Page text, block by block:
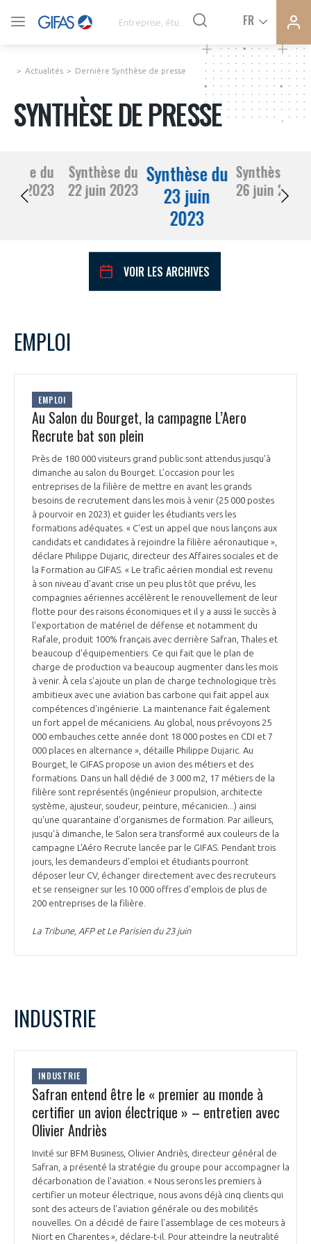
FR
SYNTHÈSE DE PRESSE
COMMUNIQUÉS DE PRESSE
PRÉSENTATION
NOTRE VISION
NOS MISSIONS
NOTRE HISTOIRE
ORGANISATION
LE CONSEIL DU GIFAS
L’ÉQUIPE DU GIFAS
NOS RÉSEAUX À L'INTERNATIONAL
FONCTIONNEMENT
GEADS
COMITÉ AERO PME
STARTAIR
COMMISSIONS ET COMITÉS
ACCOMPAGNEMENT DE NOS ADHÉRENTS
LES PROGRAMMES DU GIFAS
UN ÉCOSYSTÈME INTÉGRÉ ET COHÉRENT
POURQUOI DEVENIR MEMBRE ?
LA MÉDIATION
LA MÉDIATION DANS LA FILIÈRE AÉRONAUTIQUE ET SPATIALE
LE MÉDIATEUR DE LA FILIÈRE AÉRONAUTIQUE ET SPATIALE
MÉDIATION ET CHARTE D’ENGAGEMENT SUR LES RELATIONS ENTRE
CLIENTS ET FOURNISSEURS
LA MÉDIATION AU-DELÀ DE LA FILIÈRE AÉRONAUTIQUE ET SPATIALE
PRENDRE CONTACT AVEC LE MÉDIATEUR DE LA FILIÈRE
LE SALON DU BOURGET
L'OBSERVATOIRE
CHIFFRES CLÉS
LES ENJEUX
COMPÉTITIVITÉ
EMPLOI & FORMATION
ENVIRONNEMENT
INNOVATION
LES PUBLICATIONS
DOCUMENTS & BROCHURES
RAPPORTS D'ACTIVITÉS
Actualités Dernière Synthèse de presse
SYNTHÈSE DE PRESSE
du
21 juin 2023
Synthèse du
22 juin 2023
Synthèse du
23 juin
2023
Synthèse du
26 juin 2023
VOIR LES ARCHIVES
1 2 3
4
16
20 22
27
EMPLOI
EMPLOI
Au Salon du Bourget, la campagne L’Aero
Recrute bat son plein
Près de 180 000 visiteurs grand public sont attendus jusqu'à
dimanche au salon du Bourget. L’occasion pour les
entreprises de la filière de mettre en avant les grands
besoins de recrutement dans les mois à venir (25 000 postes
à pourvoir en 2023) et guider les étudiants vers les
formations adéquates. « C'est un appel que nous lançons aux
candidats et candidates à rejoindre la filière aéronautique »,
déclare Philippe Dujaric, directeur des Affaires sociales et de
la Formation au GIFAS. « Le trafic aérien mondial est revenu
à son niveau d'avant crise un peu plus tôt que prévu, les
compagnies aériennes accélèrent le renouvellement de leur
flotte pour des raisons économiques et il y a aussi le succès à
l'exportation de matériel de défense et notamment du
Rafale, produit 100% français avec derrière Safran, Thales et
beaucoup d'équipementiers. Ce qui fait que le plan de
charge de production va beaucoup augmenter dans les mois
à venir. À cela s'ajoute un plan de charge technologique très
ambitieux avec une aviation bas carbone qui fait appel aux
compétences d'ingénierie. La maintenance fait également
un fort appel de mécaniciens. Au global, nous prévoyons 25
000 embauches cette année dont 18 000 postes en CDI et 7
000 places en alternance », détaille Philippe Dujaric. Au
Bourget, le GIFAS propose un avion des métiers et des
formations. Dans un hall dédié de 3 000 m2, 17 métiers de la
filière sont représentés (ingénieur propulsion, architecte
système, ajusteur, soudeur, peinture, mécanicien...) ainsi
qu'une quarantaine d'organismes de formation. Par ailleurs,
jusqu'à dimanche, le Salon sera transformé aux couleurs de la
campagne L'Aéro Recrute lancée par le GIFAS. Pendant trois
jours, les demandeurs d'emploi et étudiants pourront
déposer leur CV, échanger directement avec des recruteurs
et se renseigner sur les 10 000 offres d'emplois de plus de
200 entreprises de la filière.
La Tribune, AFP et Le Parisien du 23 juin
INDUSTRIE
INDUSTRIE
Safran entend être le « premier au monde à
certifier un avion électrique » – entretien avec
Olivier Andriès
Invité sur BFM Business, Olivier Andriès, directeur général de
Safran, a présenté la stratégie du groupe pour accompagner la
décarbonation de l'aviation. « Nous serons les premiers à
certifier un moteur électrique, nous avons déjà cinq clients qui
sont des acteurs de l'aviation générale ou des mobilités
nouvelles. On a décidé de faire l'assemblage de ces moteurs à
Niort en Charentes », déclare-t-il. Pour atteindre la neutralité
VOUS ÊTES ADHÉRENTS
PAS ENCORE ADHÉRENT ?
Rejoignez une filière d’excellence et développez
Découvrez les avantages d'adhérer au GIFAS.
Rencontres, salons, données sectorielles,
programmes ...
DEMANDE D’ADHÉSION
DEMANDE D’ADHÉSION
Avez-vous un statut de droit français ?